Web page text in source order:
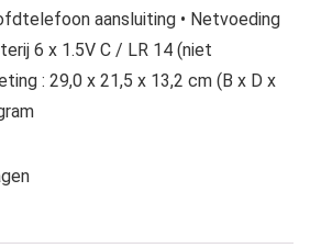
aansluiting • Netvoeding
6 x 1.5V C / LR 14 (niet
: 29,0 x 21,5 x 13,2 cm (B x D x